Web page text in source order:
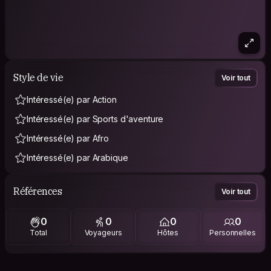
Style de vie Voir tout
Intéressé(e) par Action
Intéressé(e) par Sports d'aventure
Intéressé(e) par Afro
Intéressé(e) par Arabique
Références Voir tout
0
Total
0
Voyageurs
0
Hôtes
0
Personnelles